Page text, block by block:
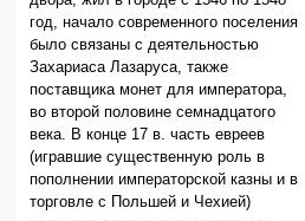
год, начало современного поселения
было связаны с деятельностью
Захариаса Лазаруса, также
поставщика монет для императора,
во второй половине семнадцатого
века. В конце 17 в. часть евреев
(игравшие существенную роль в
пополнении императорской казны и в
торговле с Польшей и Чехией)